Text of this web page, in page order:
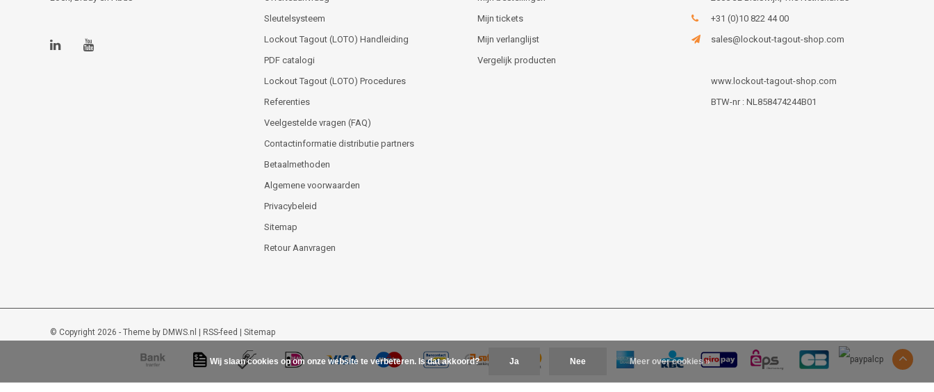
Sleutelsysteem
Lockout Tagout (LOTO) Handleiding
PDF catalogi
Lockout Tagout (LOTO) Procedures
Referenties
Veelgestelde vragen (FAQ)
Contactinformatie distributie partners
Betaalmethoden
Algemene voorwaarden
Privacybeleid
Sitemap
Retour Aanvragen
Mijn tickets
Mijn verlanglijst
Vergelijk producten
+31 (0)10 822 44 00
sales@lockout-tagout-shop.com
www.lockout-tagout-shop.com
BTW-nr : NL858474244B01
© Copyright 2026 - Theme by DMWS.nl | RSS-feed | Sitemap
Lockout-tagout-shop 9/10-48beoordelingen opKiyoh
Wij slaan cookies op om onze website te verbeteren. Is dat akkoord? Ja Nee Meer over cookies »